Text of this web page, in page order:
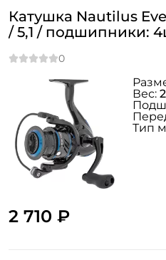
Катушка Nautilus
/ 5,1 / подшипники:
2 710 ₽
Вес:
Тип